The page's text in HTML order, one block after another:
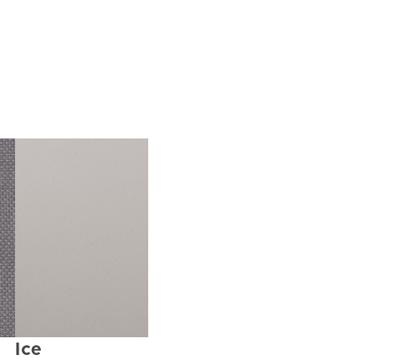
Ice